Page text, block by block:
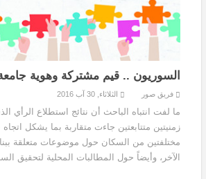
السوريون .. قيم مشتركة وهوية
فريق صور الثلاثاء, 30 آب 2016
ما لفت انتباه الباحث أن نتائج استطلاع الرأي
زمنيتين متتابعتين جاءت متقاربة بما يشكل
مختلفتين من السكان حول موضوعات متعلقة
الآخر، وأيضاً حول المطالبات المحلية لتحقيق